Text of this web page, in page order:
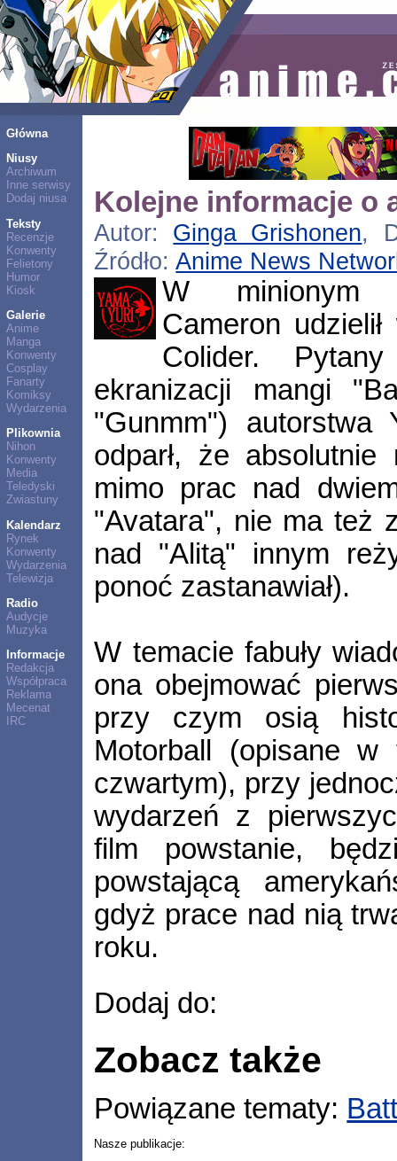
Główna
Niusy
Archiwum
Inne serwisy
Dodaj niusa
Teksty
Recenzje
Konwenty
Felietony
Humor
Kiosk
Galerie
Anime
Manga
Konwenty
Cosplay
Fanarty
Komiksy
Wydarzenia
Plikownia
Nihon
Konwenty
Media
Teledyski
Zwiastuny
Kalendarz
Rynek
Konwenty
Wydarzenia
Telewizja
Radio
Audycje
Muzyka
Informacje
Redakcja
Współpraca
Reklama
Mecenat
IRC
Kolejne informacje o
Autor: Ginga Grishonen,
Źródło:Anime News
W minionym
Cameron
Colider.
ekranizacji mangi
"Gunmm") autorstwa
odparł, że
mimo prac nad
"Avatara", nie ma też
nad "Alitą" innym
ponoć zastanawiał).
W temacie fabuły
ona obejmować
przy czym osią
Motorball (opisane w
czwartym), przy
wydarzeń z
film powstanie,
powstającą
gdyż prace nad nią
roku.
Dodaj do:
Zobacz także
Powiązane tematy:
Nasze publikacje: